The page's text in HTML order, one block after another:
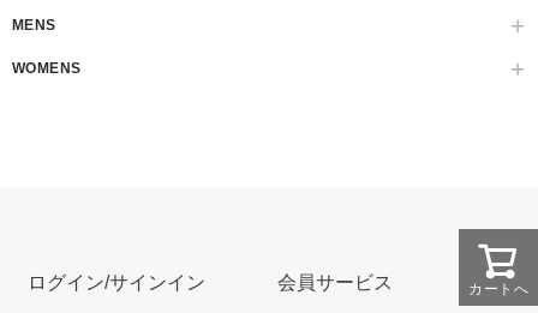
MENS
WOMENS
カートへ
ログイン/サインイン 会員サービス